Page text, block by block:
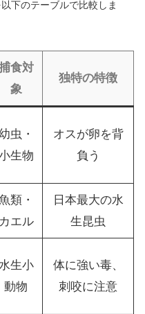
下のテーブルで比較しま
食対
象
独特の特徴
虫・
生物
オスが卵を背
負う
類・
カエル
日本最大の水
生昆虫
水生小
動物
体に強い毒、
刺咬に注意